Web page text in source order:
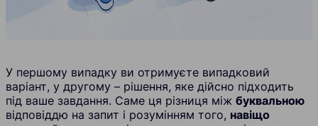
У першому випадку ви отримуєте випадковий
варіант, у другому – рішення, яке дійсно підходить
під ваше завдання. Саме ця різниця між буквальною
відповіддю на запит і розумінням того, навіщо